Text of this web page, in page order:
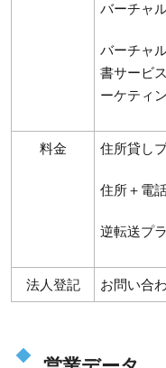
バーチャ
バーチャ
書サービ
ーケティ
料金 住所貸し
住所＋電
逆転送プ
法人登記 お問い合